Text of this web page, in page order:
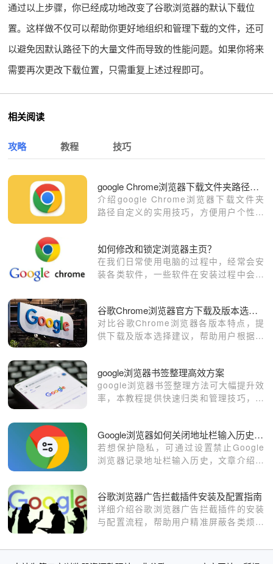
通过以上步骤，你已经成功地改变了谷歌浏览器的默认下载位
置。这样做不仅可以帮助你更好地组织和管理下载的文件，还可
以避免因默认路径下的大量文件而导致的性能问题。如果你将来
需要再次更改下载位置，只需重复上述过程即可。
相关阅读
攻略 教程 技巧
google Chrome浏览器下载文件夹路径自定义技巧
介绍google Chrome浏览器下载文件夹
路径自定义的实用技巧，方便用户个性化
如何修改和锁定浏览器主页？
在我们日常使用电脑的过程中，经常会安
装各类软件，一些软件在安装过程中会篡
谷歌Chrome浏览器官方下载及版本选择指南
对比谷歌Chrome浏览器各版本特点，提
供下载及版本选择建议，帮助用户根据需
google浏览器书签整理高效方案
google浏览器书签整理方法可大幅提升效
率，本教程提供快速归类和管理技巧，让
Google浏览器如何关闭地址栏输入历史记录
若想保护隐私，可通过设置禁止Google
浏览器记录地址栏输入历史，文章介绍详
谷歌浏览器广告拦截插件安装及配置指南
详细介绍谷歌浏览器广告拦截插件的安装
与配置流程，帮助用户精准屏蔽各类烦人
适度。